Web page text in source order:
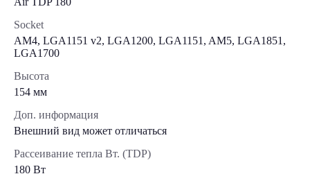
Socket
AM4, LGA1151 v2, LGA1200, LGA1151, AM5, LGA1851,
LGA1700
Высота
154 мм
Доп. информация
Внешний вид может отличаться
Рассеивание тепла Вт. (TDP)
180 Вт